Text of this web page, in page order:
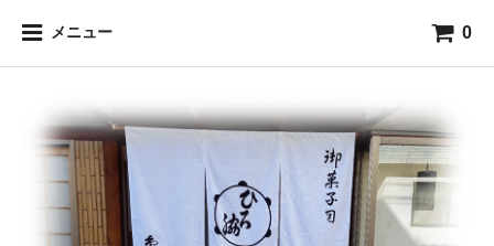
メニュー 0